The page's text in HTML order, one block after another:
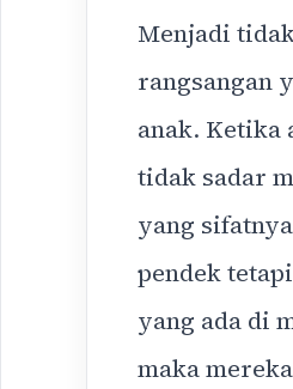
Menjadi
rangsangan
anak. Ketika
tidak sadar
yang
pendek
yang ada di
maka